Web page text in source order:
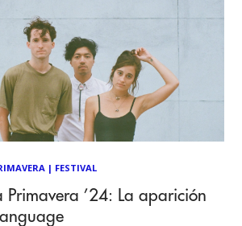
| FESTIVAL
Primavera ’24: La aparición